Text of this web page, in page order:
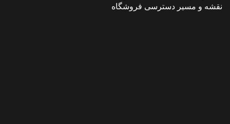
نقشه و مسیر دسترسی فروشگاه